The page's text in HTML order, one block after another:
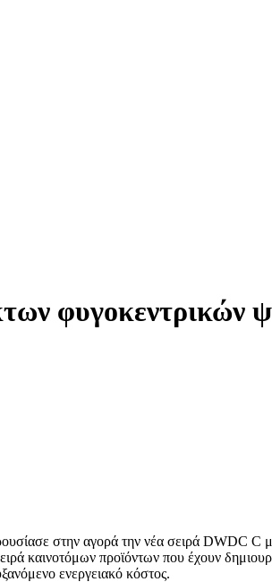
φυγοκεντρικών
στην αγορά την νέα σειρά DWDC
καινοτόμων προϊόντων που έχουν
ενεργειακό κόστος.